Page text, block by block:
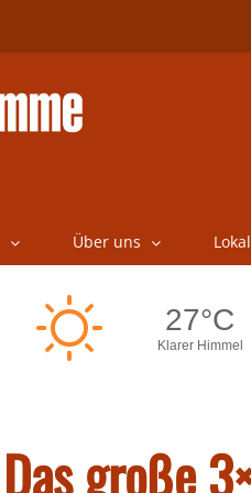
Über uns
große